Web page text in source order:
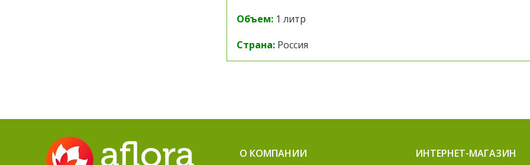
Объем: 1 литр
Страна: Россия
О КОМПАНИИ ИНТЕРНЕТ-МАГАЗИН